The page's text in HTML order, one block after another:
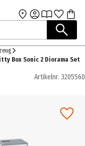
Box Sonic 2 Diorama Set
Artikelnr. 3205560